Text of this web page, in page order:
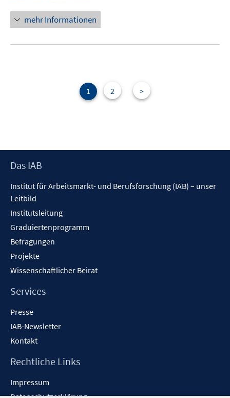
mehr Informationen
1 2 >
Footer
Das IAB
Institut für Arbeitsmarkt- und Berufsforschung (IAB) – unser
Leitbild
Institutsleitung
Graduiertenprogramm
Befragungen
Projekte
Wissenschaftlicher Beirat
Services
Presse
IAB-Newsletter
Kontakt
Rechtliche Links
Impressum